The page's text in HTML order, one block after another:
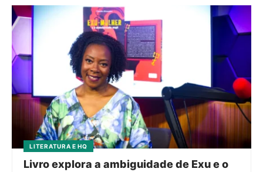
LITERATURA E HQ
Livro explora a ambiguidade de Exu e o